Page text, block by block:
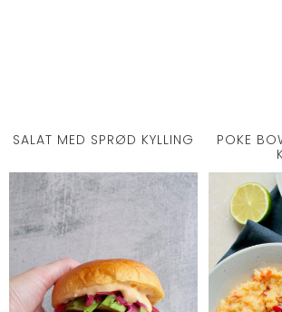
SALAT MED SPRØD KYLLING
POKE